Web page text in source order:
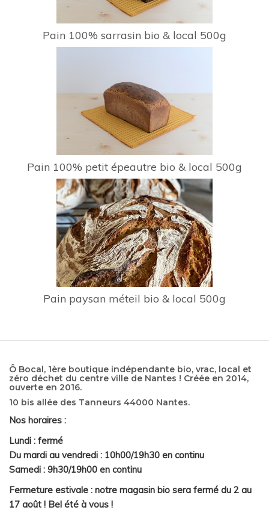
Pain 100% sarrasin bio & local 500g
Pain 100% petit épeautre bio & local 500g
Pain paysan méteil bio & local 500g
Ô Bocal, 1ère boutique indépendante bio, vrac, local et
zéro déchet du centre ville de Nantes ! Créée en 2014,
ouverte en 2016.
10 bis allée des Tanneurs 44000 Nantes.
Nos horaires :
Lundi : fermé
Du mardi au vendredi : 10h00/19h30 en continu
Samedi : 9h30/19h00 en continu
Fermeture estivale : notre magasin bio sera fermé du 2 au
17 août ! Bel été à vous !